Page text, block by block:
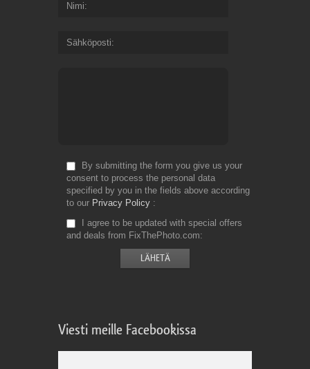
Nimi
Sähköposti
By submitting the form you give us your
consent to process the personal data
specified by you in the fields above according
to our Privacy Policy
I agree to be updated with special offers
and deals from FixThePhoto.com
Viesti meille Facebookissa